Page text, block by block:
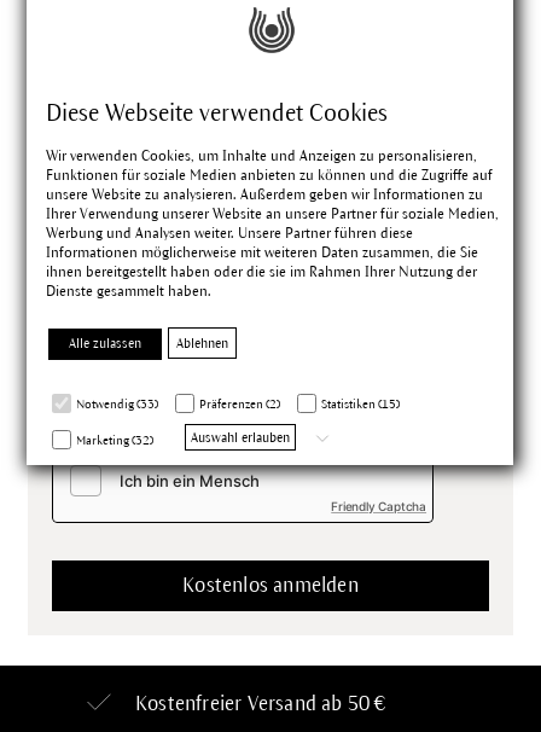
Diese Webseite verwendet Cookies
Wir verwenden Cookies, um Inhalte und Anzeigen zu personalisieren,
Funktionen für soziale Medien anbieten zu können und die Zugriffe auf
unsere Website zu analysieren. Außerdem geben wir Informationen zu
Ihrer Verwendung unserer Website an unsere Partner für soziale Medien,
Werbung und Analysen weiter. Unsere Partner führen diese
Informationen möglicherweise mit weiteren Daten zusammen, die Sie
ihnen bereitgestellt haben oder die sie im Rahmen Ihrer Nutzung der
Dienste gesammelt haben.
Alle zulassen Ablehnen
Notwendig (33) Präferenzen (2) Statistiken (15)
Marketing (32) Auswahl erlauben
Kundin einmalig einlösbar.
E-Mail Adresse *
Ich habe dieDatenschutzhinweisezur
Kenntnis genommen und erkenne diese an.
meine Daten an Meta zum Abgleich meines
*Pflichtfelder
Friendly Captcha
Kostenfreier Versand ab 50 €